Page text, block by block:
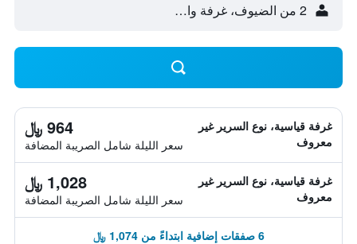
2 من الضيوف، غرفة واحدة
غرفة قياسية، نوع السرير غير
معروف
964 ﷼
سعر الليلة شامل الصريبة المضافة
غرفة قياسية، نوع السرير غير
معروف
1,028 ﷼
سعر الليلة شامل الصريبة المضافة
6 صفقات إضافية ابتداءً من 1,074 ﷼